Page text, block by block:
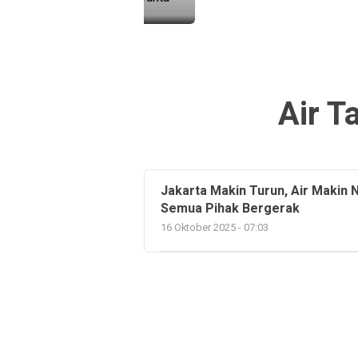
Air
Jakarta Makin Turun, Air Makin
Semua Pihak Bergerak
16 Oktober 2025 - 07:03